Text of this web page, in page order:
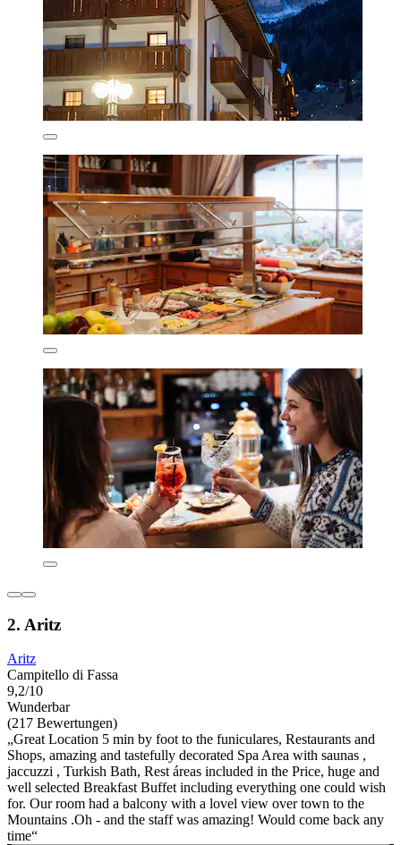
2. Aritz
Aritz
Campitello di Fassa
9,2/10
Wunderbar
(217 Bewertungen)
„Great Location 5 min by foot to the funiculares, Restaurants and
Shops, amazing and tastefully decorated Spa Area with saunas ,
jaccuzzi , Turkish Bath, Rest áreas included in the Price, huge and
well selected Breakfast Buffet including everything one could wish
for. Our room had a balcony with a lovel view over town to the
Mountains .Oh - and the staff was amazing! Would come back any
time“